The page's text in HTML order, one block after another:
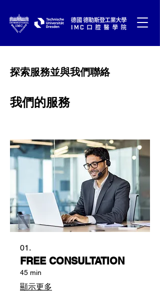
探索服務並與我們聯絡
我們的服務
01.
FREE CONSULTATION
45 min
顯示更多